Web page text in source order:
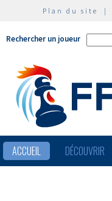
Plan du site |
Rechercher un joueur
ACCUEIL DÉCOUVRIR